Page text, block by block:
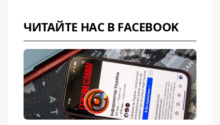
ЧИТАЙТЕ НАС В FACEBOOK